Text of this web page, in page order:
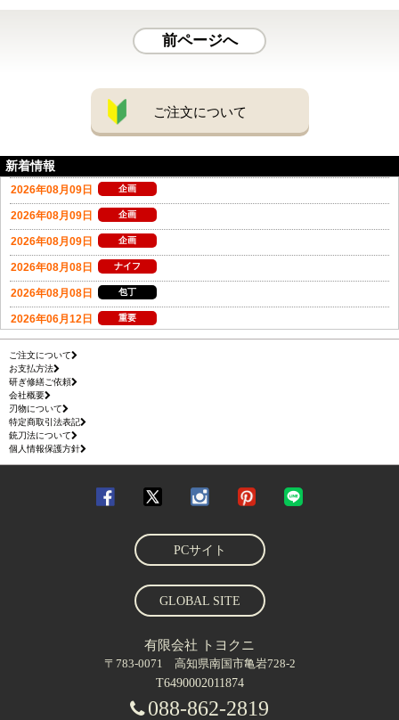
前ページへ
ご注文について
新着情報
ご注文について
お支払方法
研ぎ修繕ご依頼
会社概要
刃物について
特定商取引法表記
銃刀法について
個人情報保護方針
PCサイト
GLOBAL SITE
有限会社 トヨクニ
〒783-0071 高知県南国市亀岩728-2
T6490002011874
088-862-2819